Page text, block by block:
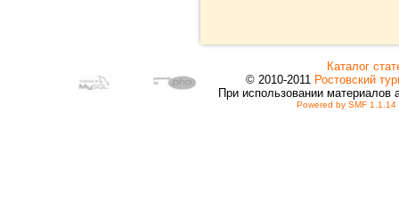
Каталог
© 2010-2011 Ростовский
При использовании материалов
Powered by SMF 1.1.14